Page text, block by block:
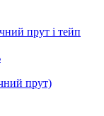
прут і тейп
прут)